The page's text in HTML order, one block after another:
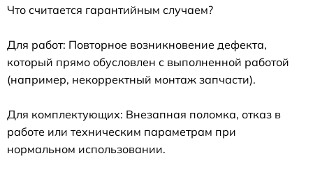
Что считается гарантийным случаем?
Для работ: Повторное возникновение дефекта,
который прямо обусловлен с выполненной работой
(например, некорректный монтаж запчасти).
Для комплектующих: Внезапная поломка, отказ в
работе или техническим параметрам при
нормальном использовании.